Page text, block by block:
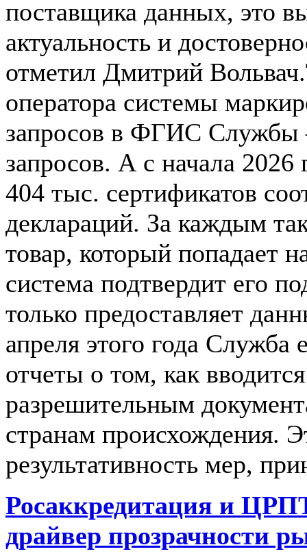
поставщика данных, это
актуальность и
отметил Дмитрий
оператора системы
запросов в ФГИС Службы
запросов. А с начала
404 тыс. сертификатов
деклараций. За каждым
товар, который попадает
система подтвердит его
только предоставляет
апреля этого года
отчеты о том, как
разрешительным
странам происхождения.
результативность мер,
Росаккредитация и
драйвер прозрачности